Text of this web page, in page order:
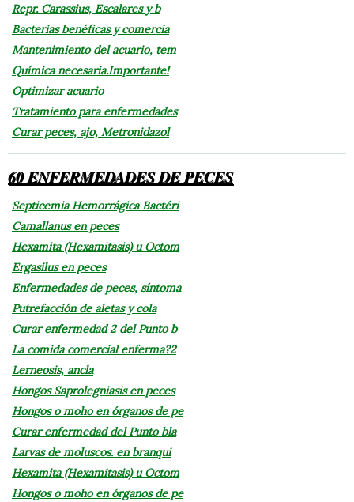
Repr. Carassius, Escalares y b
Bacterias benéficas y comercia
Mantenimiento del acuario, tem
Química necesaria.Importante!
Optimizar acuario
Tratamiento para enfermedades
Curar peces, ajo, Metronidazol
60 ENFERMEDADES DE PECES
Septicemia Hemorrágica Bactéri
Camallanus en peces
Hexamita (Hexamitasis) u Octom
Ergasilus en peces
Enfermedades de peces, síntoma
Putrefacción de aletas y cola
Curar enfermedad 2 del Punto b
La comida comercial enferma?2
Lerneosis, ancla
Hongos Saprolegniasis en peces
Hongos o moho en órganos de pe
Curar enfermedad del Punto bla
Larvas de moluscos. en branqui
Hexamita (Hexamitasis) u Octom
Hongos o moho en órganos de pe